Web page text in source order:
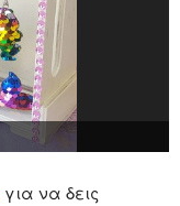
για να δεις